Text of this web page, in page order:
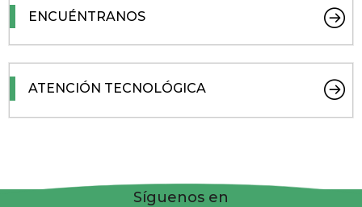
ENCUÉNTRANOS
ATENCIÓN TECNOLÓGICA
Síguenos en